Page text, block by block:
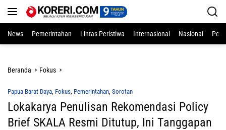
News
Pemerintahan Lintas Peristiwa Internasional Nasional
Beranda Fokus
Papua Barat Daya, Fokus, Pemerintahan, Sorotan
Lokakarya Penulisan Rekomendasi Policy
Brief SKALA Resmi Ditutup, Ini Tanggapan